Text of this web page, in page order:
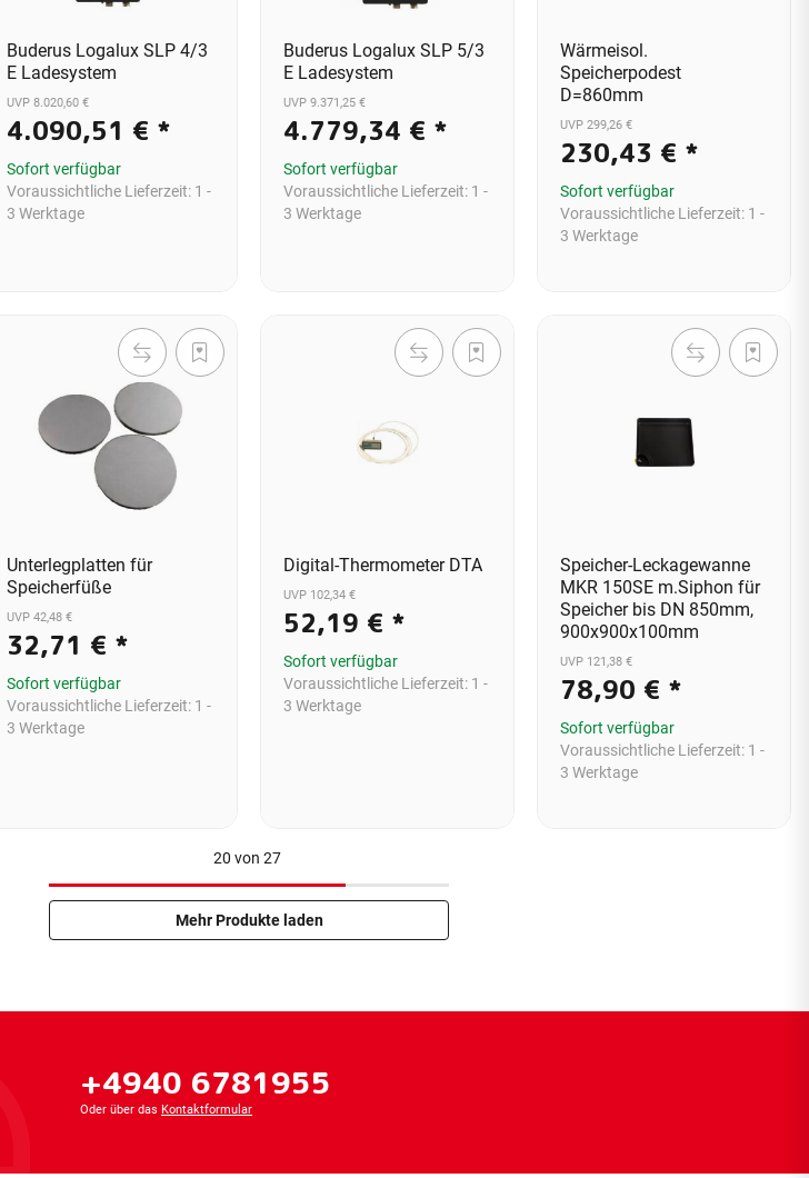
Buderus Logalux SLP 4/3
E Ladesystem
UVP 8.020,60 €
4.090,51 € *
Sofort verfügbar
Voraussichtliche Lieferzeit: 1 -
3 Werktage
Buderus Logalux SLP 5/3
E Ladesystem
UVP 9.371,25 €
4.779,34 € *
Sofort verfügbar
Voraussichtliche Lieferzeit: 1 -
3 Werktage
Wärmeisol.
Speicherpodest
D=860mm
UVP 299,26 €
230,43 € *
Sofort verfügbar
Voraussichtliche Lieferzeit: 1 -
3 Werktage
Unterlegplatten für
Speicherfüße
UVP 42,48 €
32,71 € *
Sofort verfügbar
Voraussichtliche Lieferzeit: 1 -
3 Werktage
Digital-Thermometer DTA
UVP 102,34 €
52,19 € *
Sofort verfügbar
Voraussichtliche Lieferzeit: 1 -
3 Werktage
Speicher-Leckagewanne
MKR 150SE m.Siphon für
Speicher bis DN 850mm,
900x900x100mm
UVP 121,38 €
78,90 € *
Sofort verfügbar
Voraussichtliche Lieferzeit: 1 -
3 Werktage
20 von 27
Mehr Produkte laden
+4940 6781955
Oder über das Kontaktformular